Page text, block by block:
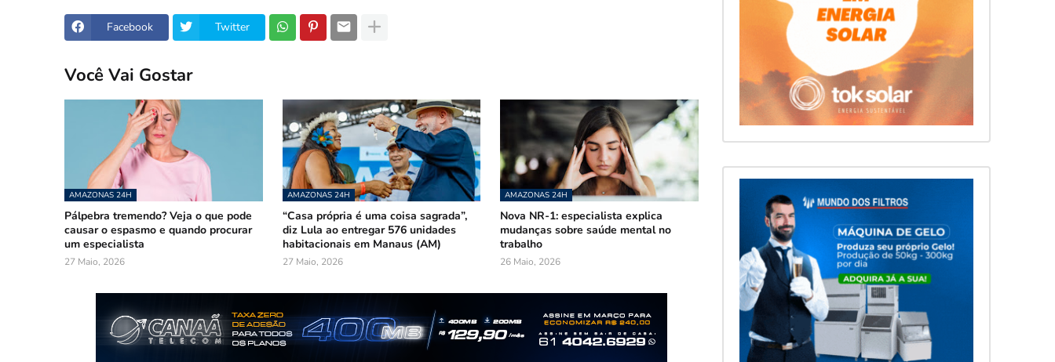
Facebook Twitter
Você Vai Gostar
AMAZONAS 24H
Pálpebra tremendo? Veja o que pode
causar o espasmo e quando procurar
um especialista
27 Maio, 2026
AMAZONAS 24H
“Casa própria é uma coisa sagrada”,
diz Lula ao entregar 576 unidades
habitacionais em Manaus (AM)
27 Maio, 2026
AMAZONAS 24H
Nova NR-1: especialista explica
mudanças sobre saúde mental no
trabalho
26 Maio, 2026